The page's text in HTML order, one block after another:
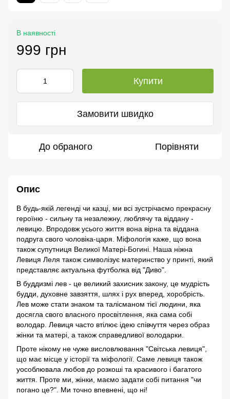
В наявності
999 грн
Купити
Замовити швидко
До обраного Порівняти
Опис
В будь-якій легенді чи казці, ми всі зустрічаємо прекрасну
героїню - сильну та незалежну, люблячу та віддану -
левицю. Впродовж усього життя вона вірна та віддана
подруга свого чоловіка-царя. Міфологія каже, що вона
також супутниця Великої Матері-Богині. Наша ніжна
Левиця Леля також символізує материнство у принті, який
представляє актуальна футболка від "Диво".
В буддизмі лев - це великий захисник закону, це мудрість
будди, духовне завзяття, шлях і рух вперед, хоробрість.
Лев може стати знаком та талісманом тієї людини, яка
досягла свого власного просвітлення, яка сама собі
володар. Левиця часто втілює ідею співчуття через образ
жінки та матері, а також справедливої володарки.
Проте нікому не чуже висловлювання "Світська левиця",
що має місце у історії та міфології. Саме левиця також
уособлювала любов до розкоші та красивого і багатого
життя. Проте ми, жінки, маємо задати собі питання "чи
погано це?". Ми точно впевнені, що ні!